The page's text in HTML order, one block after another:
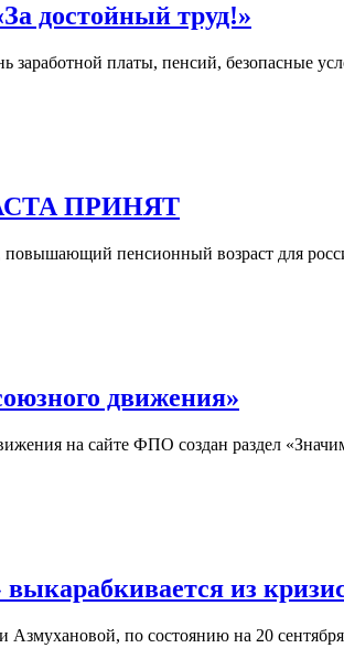
достойный труд!»
заработной платы, пенсий, безопасные
ПРИНЯТ
повышающий пенсионный возраст для
движения»
на сайте ФПО создан раздел
из
по состоянию на 20